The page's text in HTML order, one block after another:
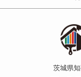
茨城県